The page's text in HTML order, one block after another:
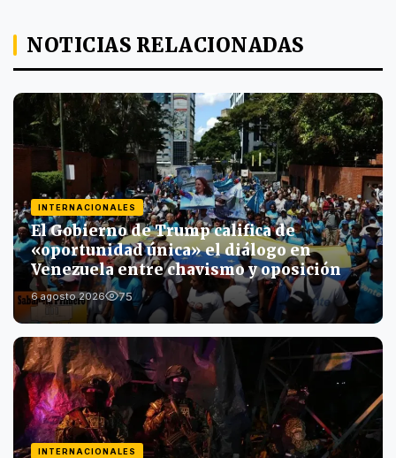
NOTICIAS RELACIONADAS
INTERNACIONALES
El Gobierno de Trump califica de
«oportunidad única» el diálogo en
Venezuela entre chavismo y oposición
6 agosto 2026 75
INTERNACIONALES